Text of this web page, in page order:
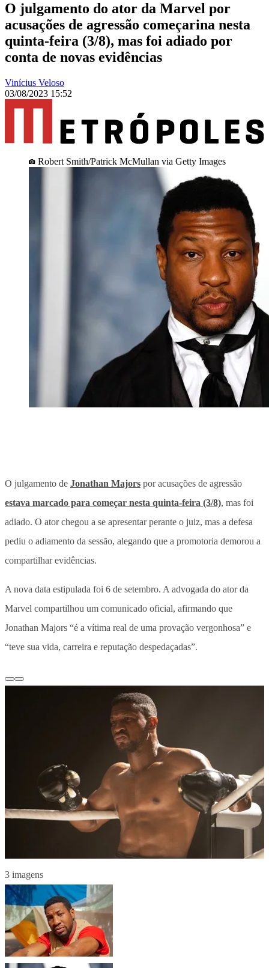
O julgamento do ator da Marvel por
acusações de agressão começarina nesta
quinta-feira (3/8), mas foi adiado por
conta de novas evidências
Vinícius Veloso
03/08/2023 15:52
Robert Smith/Patrick McMullan via Getty Images
O julgamento de Jonathan Majors por acusações de agressão
estava marcado para começar nesta quinta-feira (3/8), mas foi
adiado. O ator chegou a se apresentar perante o juiz, mas a defesa
pediu o adiamento da sessão, alegando que a promotoria demorou a
compartilhar evidências.
A nova data estipulada foi 6 de setembro. A advogada do ator da
Marvel compartilhou um comunicado oficial, afirmando que
Jonathan Majors “é a vítima real de uma provação vergonhosa” e
“teve sua vida, carreira e reputação despedaçadas”.
3 imagens